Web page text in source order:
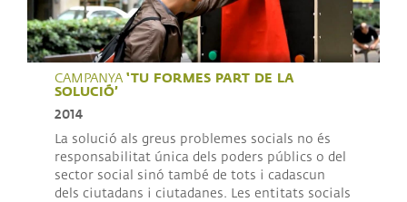
CAMPANYA ‘TU FORMES PART DE LA
SOLUCIÓ’
2014
La solució als greus problemes socials no és
responsabilitat única dels poders públics o del
sector social sinó també de tots i cadascun
dels ciutadans i ciutadanes. Les entitats socials